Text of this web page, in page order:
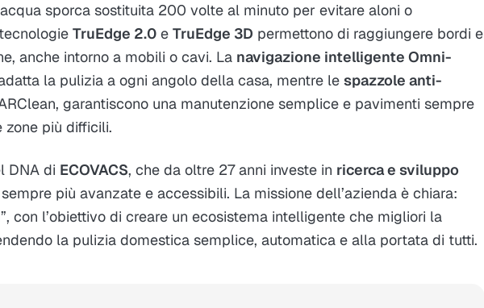
sporca sostituita 200 volte al minuto per evitare aloni o
TruEdge 2.0 e TruEdge 3D permettono di raggiungere bordi e
anche intorno a mobili o cavi. La navigazione intelligente Omni-
la pulizia a ogni angolo della casa, mentre le spazzole anti-
garantiscono una manutenzione semplice e pavimenti sempre
zone più difficili.
DNA di ECOVACS, che da oltre 27 anni investe in ricerca e sviluppo
più avanzate e accessibili. La missione dell’azienda è chiara:
”, con l’obiettivo di creare un ecosistema intelligente che migliori la
la pulizia domestica semplice, automatica e alla portata di tutti.